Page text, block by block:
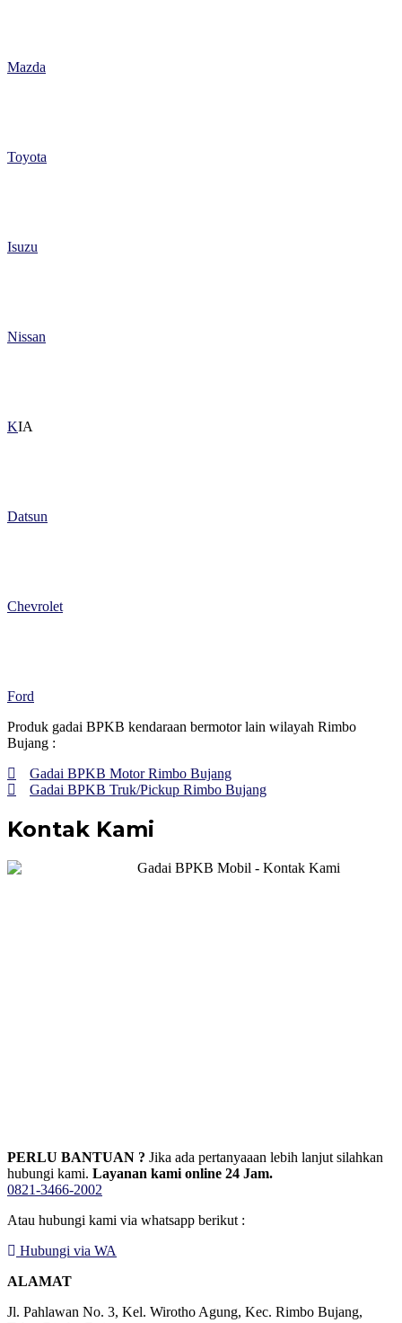
Mazda
Toyota
Isuzu
Nissan
KIA
Datsun
Chevrolet
Ford
Produk gadai BPKB kendaraan bermotor lain wilayah Rimbo
Bujang :
Gadai BPKB Motor Rimbo Bujang
Gadai BPKB Truk/Pickup Rimbo Bujang
Kontak Kami
PERLU BANTUAN ? Jika ada pertanyaaan lebih lanjut silahkan
hubungi kami. Layanan kami online 24 Jam.
0821-3466-2002
Atau hubungi kami via whatsapp berikut :
Hubungi via WA
ALAMAT
Jl. Pahlawan No. 3, Kel. Wirotho Agung, Kec. Rimbo Bujang,